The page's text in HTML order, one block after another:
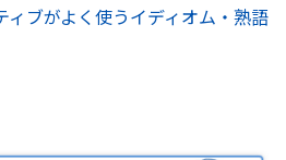
ィブがよく使うイディオム・熟語